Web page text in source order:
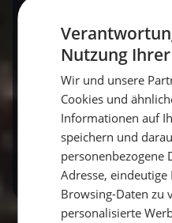
Segelboote in ruhiger
Schönheit
Kontakt
Buchen
Nutzung
Wir und unsere
Cookies und
Informationen auf
speichern und
personenbezogene
Adresse, eindeutige
Browsing-Daten zu
personalisierte